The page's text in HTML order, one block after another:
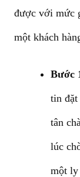
được với mức
một khách
Bước
tin đặt
tân
lúc
một ly